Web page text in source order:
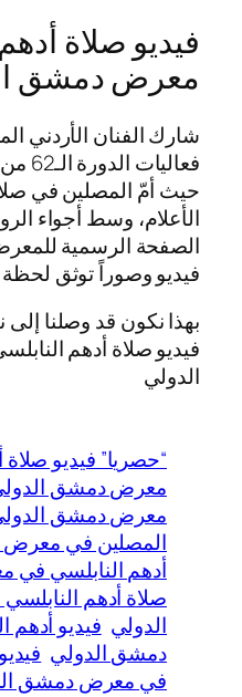
فيديو صلاة
معرض دمشق
شارك الفنان الأردني
حيث أمّ المصلين في
الأعلام، وسط أجواء
الصفحة الرسمية
فيديو وصوراً توثق لحظة
بهذا نكون قد وصلنا
فيديو صلاة أدهم
الدولي
“حصريا” فيديو
معرض دمشق
معرض دمشق
المصلين في معرض
أدهم النابلسي
صلاة أدهم
الدولي فيديو
دمشق الدولي
في معرض دمشق